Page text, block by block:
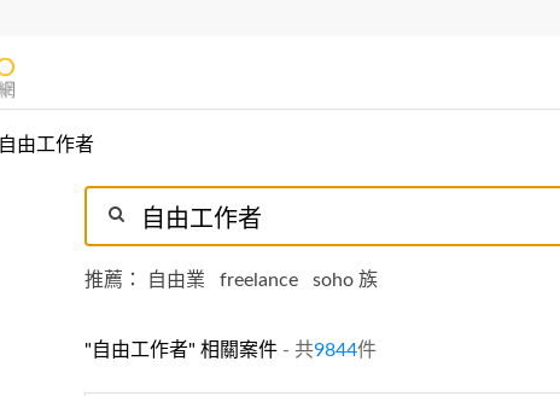
自由工作者
推薦： 自由業 freelance soho 族
"自由工作者" 相關案件- 共9844件